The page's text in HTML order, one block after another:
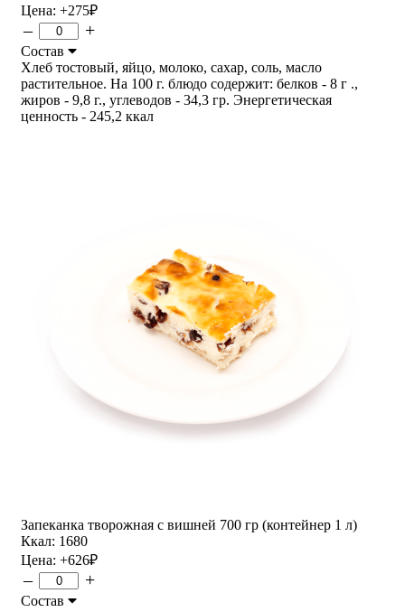
Цена: +275₽
– +
Состав
Хлеб тостовый, яйцо, молоко, сахар, соль, масло
растительное. На 100 г. блюдо содержит: белков - 8 г .,
жиров - 9,8 г., углеводов - 34,3 гр. Энергетическая
ценность - 245,2 ккал
Запеканка творожная с вишней 700 гр (контейнер 1 л)
Ккал: 1680
Цена: +626₽
– +
Состав